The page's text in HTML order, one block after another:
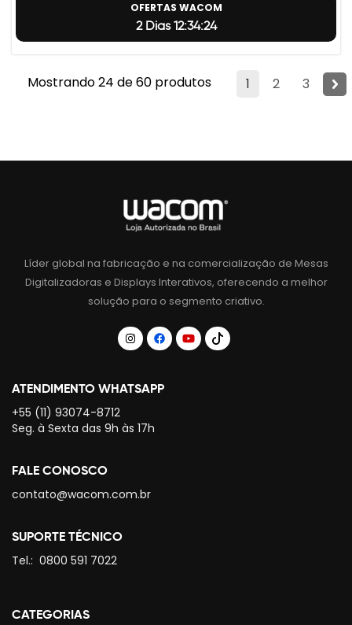
OFERTAS WACOM
2 Dias 12:34:23
1 2 3
Mostrando 24 de 60 produtos
Líder global na fabricação e na comercialização de Mesas
Digitalizadoras e Displays Interativos, oferecendo a melhor
solução para o segmento criativo.
ATENDIMENTO WHATSAPP
+55 (11) 93074-8712
Seg. à Sexta das 9h às 17h
FALE CONOSCO
contato@wacom.com.br
SUPORTE TÉCNICO
Tel.: 0800 591 7022
CATEGORIAS